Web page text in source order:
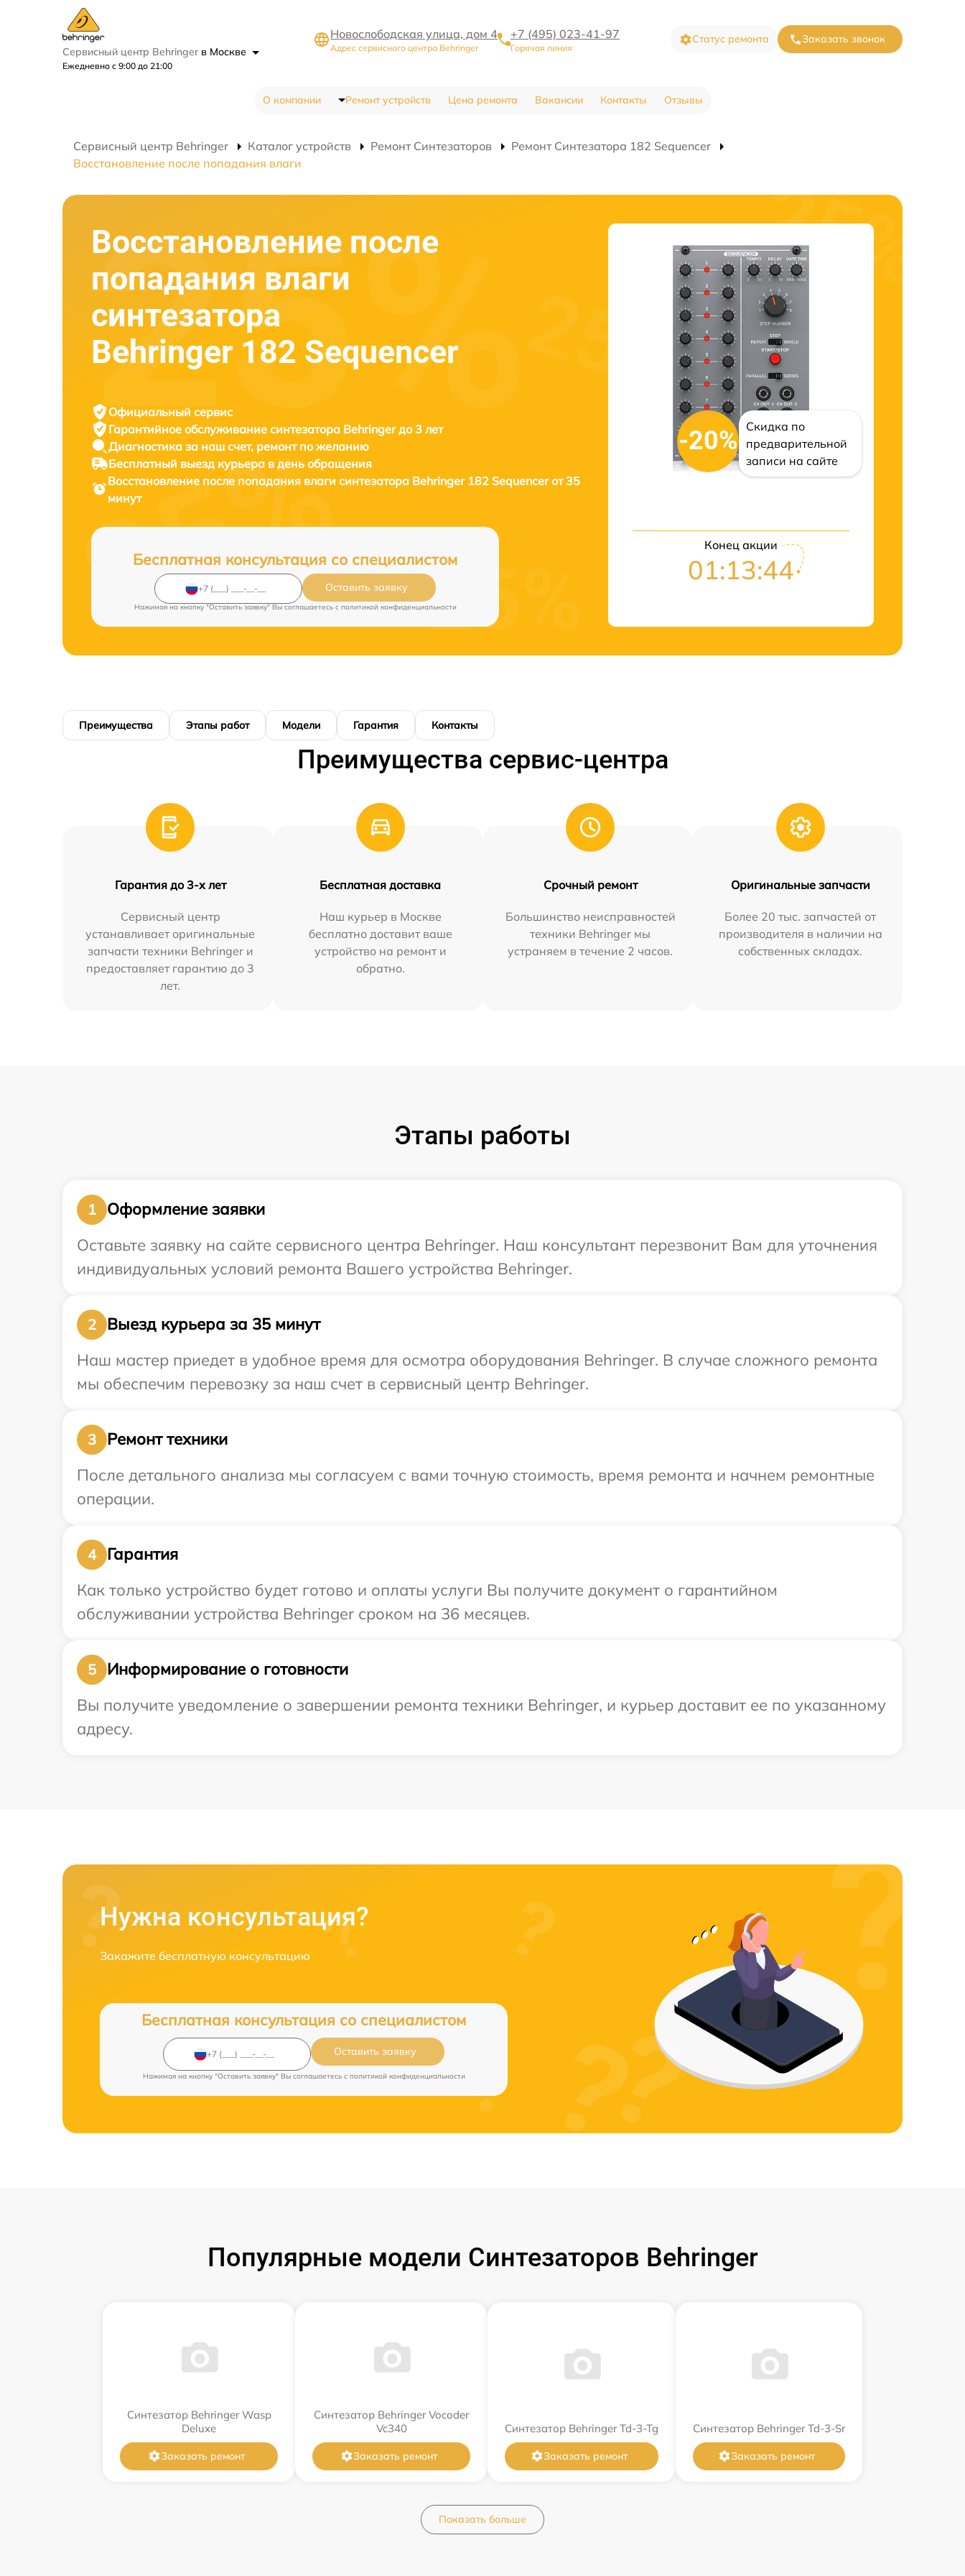
Сервисный центр Behringer в Москве
Ежедневно с 9:00 до 21:00
Новослободская улица, дом 4
Адрес сервисного центра Behringer
+7 (495) 023-41-97
Горячая линия
Статус ремонта Заказать звонок
О компании Ремонт устройств Цена ремонта Вакансии Контакты Отзывы
Сервисный центр Behringer Каталог устройств Ремонт Синтезаторов
Ремонт Синтезатора 182 Sequencer
Восстановление после попадания влаги
Восстановление после
попадания влаги
синтезатора
Behringer 182 Sequencer
Официальный сервис
Гарантийное обслуживание синтезатора Behringer до 3 лет
Диагностика за наш счет, ремонт по желанию
Бесплатный выезд курьера в день обращения
Восстановление после попадания влаги синтезатора Behringer 182 Sequencer от 35
минут
Бесплатная консультация со специалистом
Оставить заявку
Нажимая на кнопку "Оставить заявку" Вы соглашаетесь c политикой конфиденциальности
-20%
Скидка по
предварительной
записи на сайте
Конец акции
01:13:43
Преимущества Этапы работ Модели Гарантия Контакты
Преимущества сервис-центра
Гарантия до 3-х лет
Сервисный центр
устанавливает оригинальные
запчасти техники Behringer и
предоставляет гарантию до 3
лет.
Бесплатная доставка
Наш курьер в Москве
бесплатно доставит ваше
устройство на ремонт и
обратно.
Срочный ремонт
Большинство неисправностей
техники Behringer мы
устраняем в течение 2 часов.
Оригинальные запчасти
Более 20 тыс. запчастей от
производителя в наличии на
собственных складах.
Этапы работы
1
Оформление заявки
Оставьте заявку на сайте сервисного центра Behringer. Наш консультант перезвонит Вам для уточнения
индивидуальных условий ремонта Вашего устройства Behringer.
2
Выезд курьера за 35 минут
Наш мастер приедет в удобное время для осмотра оборудования Behringer. В случае сложного ремонта
мы обеспечим перевозку за наш счет в сервисный центр Behringer.
3
Ремонт техники
После детального анализа мы согласуем с вами точную стоимость, время ремонта и начнем ремонтные
операции.
4
Гарантия
Как только устройство будет готово и оплаты услуги Вы получите документ о гарантийном
обслуживании устройства Behringer сроком на 36 месяцев.
5
Информирование о готовности
Вы получите уведомление о завершении ремонта техники Behringer, и курьер доставит ее по указанному
адресу.
Нужна консультация?
Закажите бесплатную консультацию
Бесплатная консультация со специалистом
Оставить заявку
Нажимая на кнопку "Оставить заявку" Вы соглашаетесь c политикой конфиденциальности
Популярные модели Синтезаторов Behringer
Синтезатор Behringer Wasp
Deluxe
Заказать ремонт
Синтезатор Behringer Vocoder
Vc340
Заказать ремонт
Синтезатор Behringer Td-3-Tg
Заказать ремонт
Синтезатор Behringer Td-3-Sr
Заказать ремонт
Показать больше